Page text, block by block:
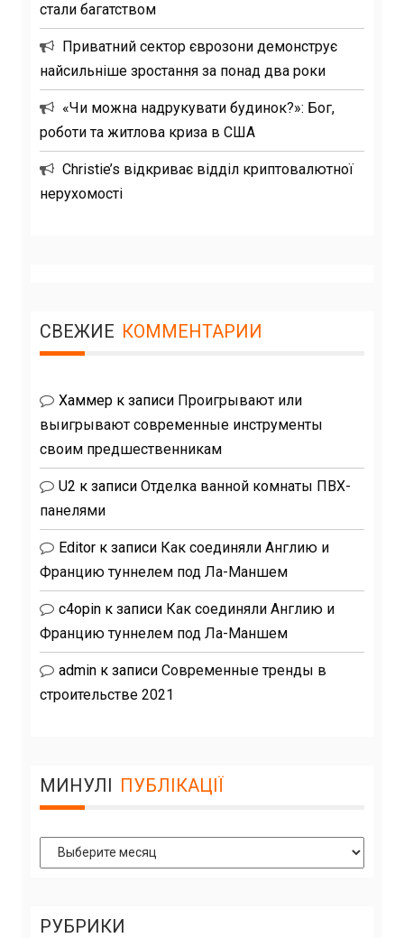
стали багатством
Приватний сектор єврозони демонструє
найсильніше зростання за понад два роки
«Чи можна надрукувати будинок?»: Бог,
роботи та житлова криза в США
Christie’s відкриває відділ криптовалютної
нерухомості
СВЕЖИЕ КОММЕНТАРИИ
Хаммер к записи Проигрывают или
выигрывают современные инструменты
своим предшественникам
U2 к записи Отделка ванной комнаты ПВХ-
панелями
Editor к записи Как соединяли Англию и
Францию туннелем под Ла-Маншем
c4opin к записи Как соединяли Англию и
Францию туннелем под Ла-Маншем
admin к записи Современные тренды в
строительстве 2021
МИНУЛІ ПУБЛІКАЦІЇ
Минулі
Публікації
РУБРИКИ